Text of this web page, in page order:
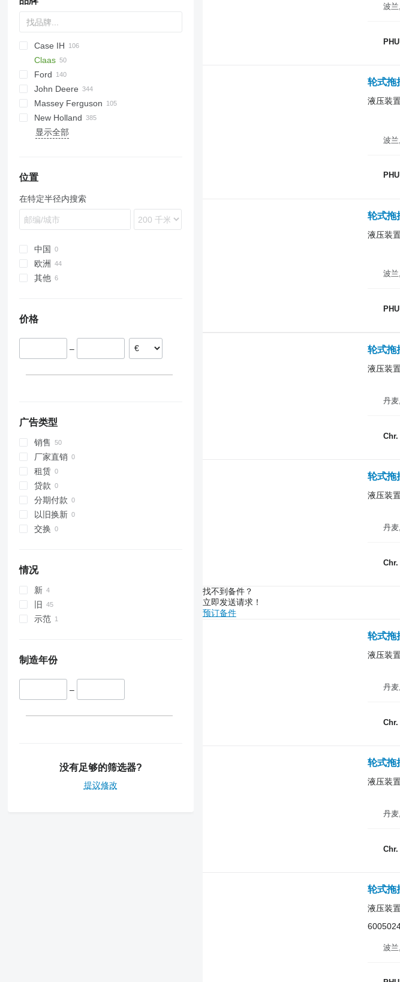
Case IH
310
956
1056
4210
4230
5120
MX
MXM
MXU
Maxxum
Optum
Puma
Claas
Ares
Ares 656
Arion
Arion 530
Arion 640
Axion
Axion 810
Axion 840
Axos
Axos 310
Lexion
D-series
DX series
F-series
Vario
760
180-90
Ford
2000
3000
3600
4000
5600
5610
6600
6610
6640
7610
E-series
TW
Major
Super Major
155
Fastrac
John Deere
6M
6R
8R
1950
2030
2130
2140
2650
2850
3640
5090
5720
5820
6100
6105
6110 M
6115
6120
6140
6145
6155
6200
6210
6400
M-series
Vision
Massey Ferguson
290
575
5612
6180
6260
6465
7719
8480
MC
X-series
New Holland
E-series
TG
TL
TM
TN
TS
W-series
Ergos
Dorado
N-series
BM
NLX 1024
显示全部
位置
在特定半径内搜索
中国
欧洲
其他
价格
–
广告类型
销售
厂家直销
租赁
贷款
分期付款
以旧换新
交换
情况
新
旧
示范
制造年份
–
没有足够的筛选器?
提议修改
波
轮式拖
液压装
波
轮式拖
液压装
波
轮式拖
液压装
丹
轮式拖
液压装
丹
找不到备件？
立即发送请求！
预订备件
轮式拖
液压装
丹
轮式拖
液压装
丹
液压装
波